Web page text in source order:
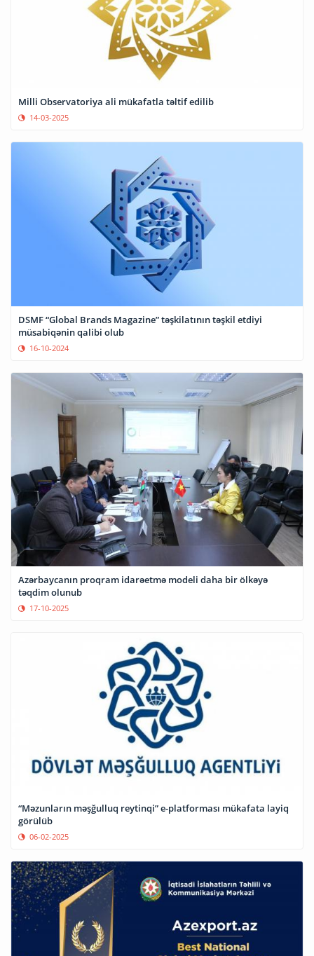
Milli Observatoriya ali mükafatla təltif edilib
14-03-2025
DSMF “Global Brands Magazine” təşkilatının təşkil etdiyi
müsabiqənin qalibi olub
16-10-2024
Azərbaycanın proqram idarəetmə modeli daha bir ölkəyə
təqdim olunub
17-10-2025
“Məzunların məşğulluq reytinqi” e-platforması mükafata layiq
görülüb
06-02-2025